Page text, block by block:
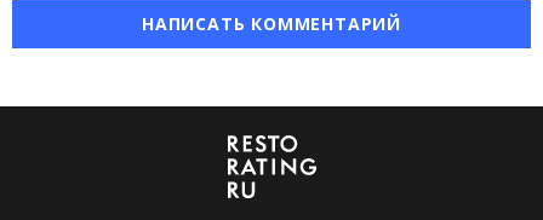
НАПИСАТЬ КОММЕНТАРИЙ